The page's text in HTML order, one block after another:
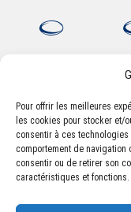
Pour offrir les meilleures
les cookies pour stocker et/
consentir à ces
comportement de navigation
consentir ou de retirer son
caractéristiques et fonctions.
84,
CS 80221 -